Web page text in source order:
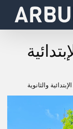
والثانوية